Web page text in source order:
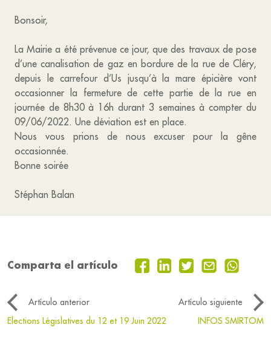
Bonsoir,
La Mairie a été prévenue ce jour, que des travaux de pose
d’une canalisation de gaz en bordure de la rue de Cléry,
depuis le carrefour d’Us jusqu’à la mare épicière vont
occasionner la fermeture de cette partie de la rue en
journée de 8h30 à 16h durant 3 semaines à compter du
09/06/2022. Une déviation est en place.
Nous vous prions de nous excuser pour la gêne
occasionnée.
Bonne soirée
Stéphan Balan
Comparta el artículo
Artículo anterior
Artículo siguiente
Elections Législatives du 12 et 19 Juin 2022
INFOS SMIRTOM